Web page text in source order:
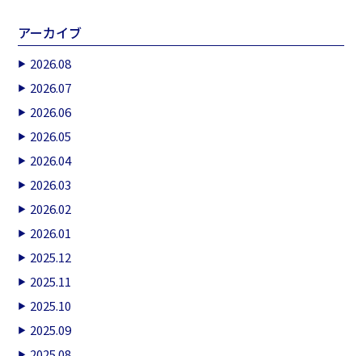
アーカイブ
2026.08
2026.07
2026.06
2026.05
2026.04
2026.03
2026.02
2026.01
2025.12
2025.11
2025.10
2025.09